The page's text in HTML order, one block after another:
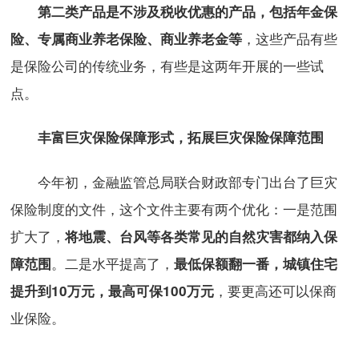
第二类产品是不涉及税收优惠的产品，包括年金保
险、专属商业养老保险、商业养老金等，这些产品有些
是保险公司的传统业务，有些是这两年开展的一些试
点。
丰富巨灾保险保障形式，拓展巨灾保险保障范围
今年初，金融监管总局联合财政部专门出台了巨灾
保险制度的文件，这个文件主要有两个优化：一是范围
扩大了，将地震、台风等各类常见的自然灾害都纳入保
障范围。二是水平提高了， 最低保额翻一番，城镇住宅
提升到10万元，最高可保100万元，要更高还可以保商
业保险。